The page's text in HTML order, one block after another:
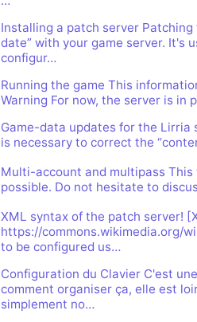
peut s'inscrire, mais limité à
personne si vous n'êtes pas
compte, via le navigateur.
micro ! /!\ Ce n'est pas notre
principal d'échange, préférez le
XMPP.
Vous cherchez des goodies
visuels ? Vous pouvez les
stands.
Aider Khaganat
Notre projet vit grâce aux dons,
nature, en temps ou en
comment nous aider, afin que
Installing a patch server
date” with your game server. It's
configur…
Running the game This
Warning For now, the server is
Game-data updates for the
is necessary to correct the
Multi-account and multipass This
possible. Do not hesitate to
XML syntax of the patch server!
https://commons.wikimedia.org/
to be configured us…
Configuration du Clavier C'est
comment organiser ça, elle est
simplement no…